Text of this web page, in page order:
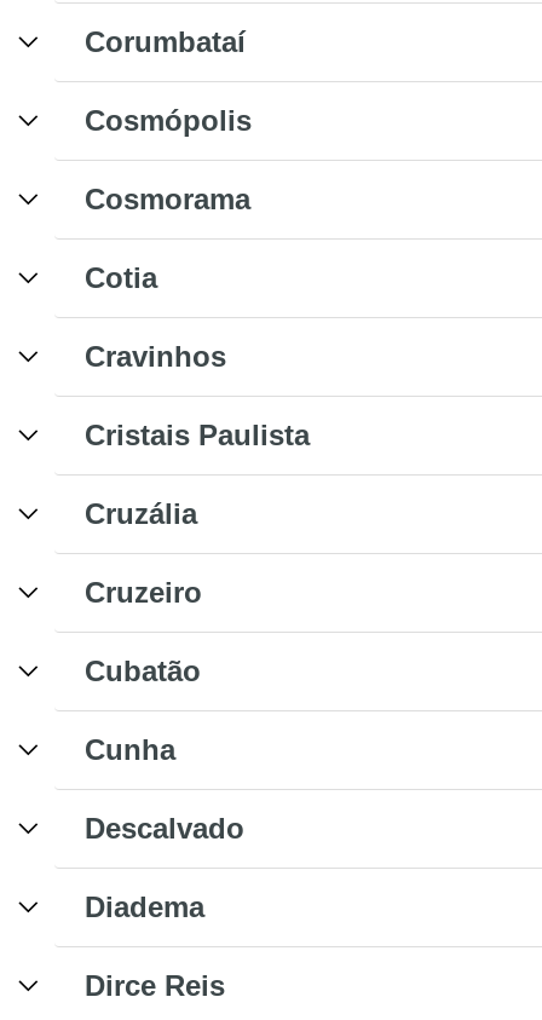
Corumbataí
Cosmópolis
Cosmorama
Cotia
Cravinhos
Cristais Paulista
Cruzália
Cruzeiro
Cubatão
Cunha
Descalvado
Diadema
Dirce Reis